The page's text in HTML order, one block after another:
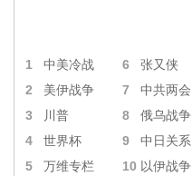
1 中美冷战 6 张又侠
2 美伊战争 7 中共两会
3 川普 8 俄乌战争
4 世界杯 9 中日关系
5 万维专栏 10 以伊战争